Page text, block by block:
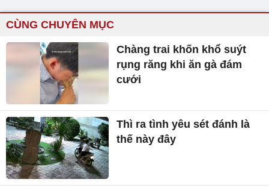
CÙNG CHUYÊN MỤC
Chàng trai khốn khổ suýt
rụng răng khi ăn gà đám
cưới
Thì ra tình yêu sét đánh là
thế này đây